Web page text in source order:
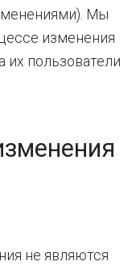
Мы
изменения
их пользователи
не являются